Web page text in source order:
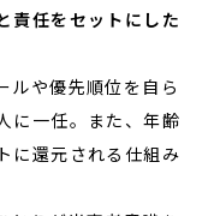
責任をセットにした
ルや優先順位を自ら
に一任。また、年齢
に還元される仕組み